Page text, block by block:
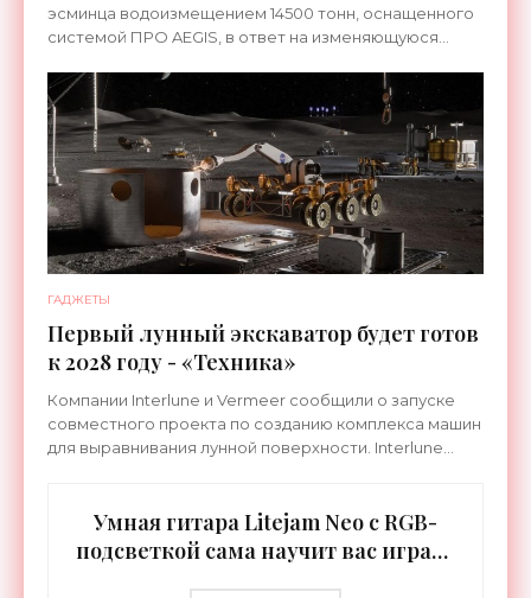
эсминца водоизмещением 14500 тонн, оснащенного
системой ПРО AEGIS, в ответ на изменяющуюся
ракетные
ГАДЖЕТЫ
Первый лунный экскаватор будет готов
к 2028 году - «Техника»
Компании Interlune и Vermeer сообщили о запуске
совместного проекта по созданию комплекса машин
для выравнивания лунной поверхности. Interlune
Умная гитара Litejam Neo с RGB-
подсветкой сама научит вас играть